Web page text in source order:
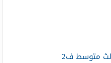
متوسط ف2